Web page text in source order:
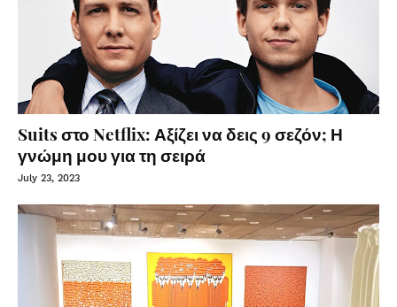
Suits στο Netflix: Αξίζει να δεις 9 σεζόν; Η
γνώμη μου για τη σειρά
July 23, 2023